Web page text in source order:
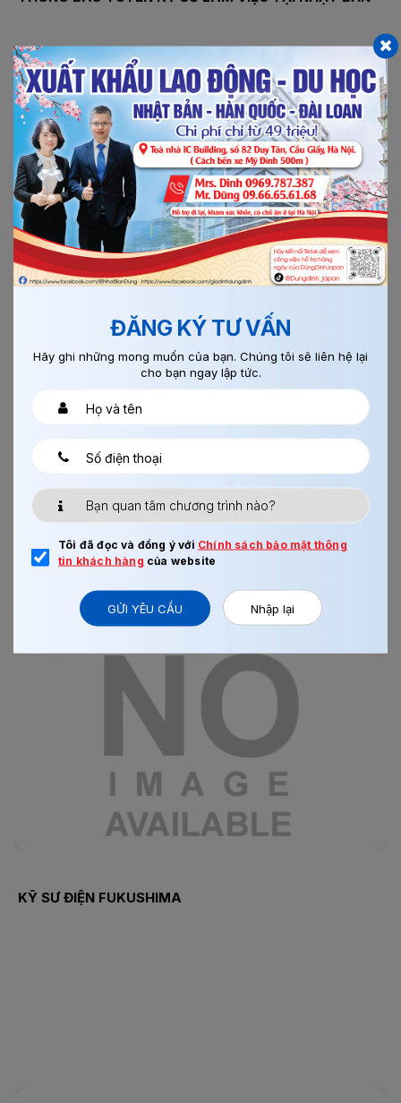
I/. Yêu cầu – tiêu chuẩn chiêu sinh - Độ tuổi: Dưới 45 tuổi -
Chiều cao: 163 cm trở lên -Trình độ học vấn: Tốt nghiệp đại...
KỸ SƯ THIẾT KẾ CƠ KHÍ OSAKA
KỸ SƯ ĐIỆN FUKUSHIMA
ĐĂNG KÝ TƯ VẤN
Hãy ghi những mong muốn của bạn. Chúng tôi sẽ liên hệ lại
cho bạn ngay lập tức.
Tôi đã đọc và đồng ý với Chính sách bảo mật thông
tin khách hàng của website
GỬI YÊU CẦU Nhập lại